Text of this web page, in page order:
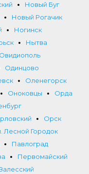
Новый Буг
Новый Рогачик
Ногинск
Нытва
Овидиополь
Одинцово
Оленегорск
Оноковцы
Орда
Орск
Лесной Городок
Павлоград
Первомайский